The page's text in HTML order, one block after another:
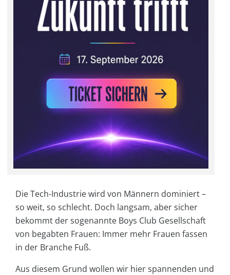
Die Tech-Industrie wird von Männern dominiert –
so weit, so schlecht. Doch langsam, aber sicher
bekommt der sogenannte Boys Club Gesellschaft
von begabten Frauen: Immer mehr Frauen fassen
in der Branche Fuß.
Aus diesem Grund wollen wir hier spannenden und